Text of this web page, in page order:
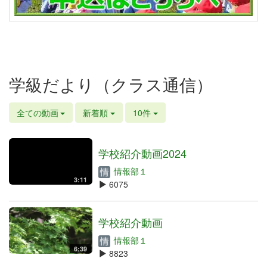
学級だより（クラス通信）
全ての動画 新着順 10件
3:11
学校紹介動画2024
情報部１
6075
6:39
学校紹介動画
情報部１
8823